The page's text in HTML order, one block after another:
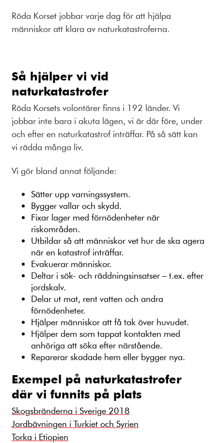
Röda Korset jobbar varje dag för att hjälpa
människor att klara av naturkatastroferna.
Så hjälper vi vid
naturkatastrofer
Röda Korsets volontärer finns i 192 länder. Vi
jobbar inte bara i akuta lägen, vi är där före, under
och efter en naturkatastrof inträffar. På så sätt kan
vi rädda många liv.
Vi gör bland annat följande:
Sätter upp varningssystem.
Bygger vallar och skydd.
Fixar lager med förnödenheter när
riskområden.
Utbildar så att människor vet hur de ska agera
när en katastrof inträffar.
Evakuerar människor.
Deltar i sök- och räddningsinsatser – t.ex. efter
jordskalv.
Delar ut mat, rent vatten och andra
förnödenheter.
Hjälper människor att få tak över huvudet.
Hjälper dem som tappat kontakten med
anhöriga att söka efter närstående.
Reparerar skadade hem eller bygger nya.
Exempel på naturkatastrofer
där vi funnits på plats
Skogsbränderna i Sverige 2018
Jordbävningen i Turkiet och Syrien
Torka i Etiopien